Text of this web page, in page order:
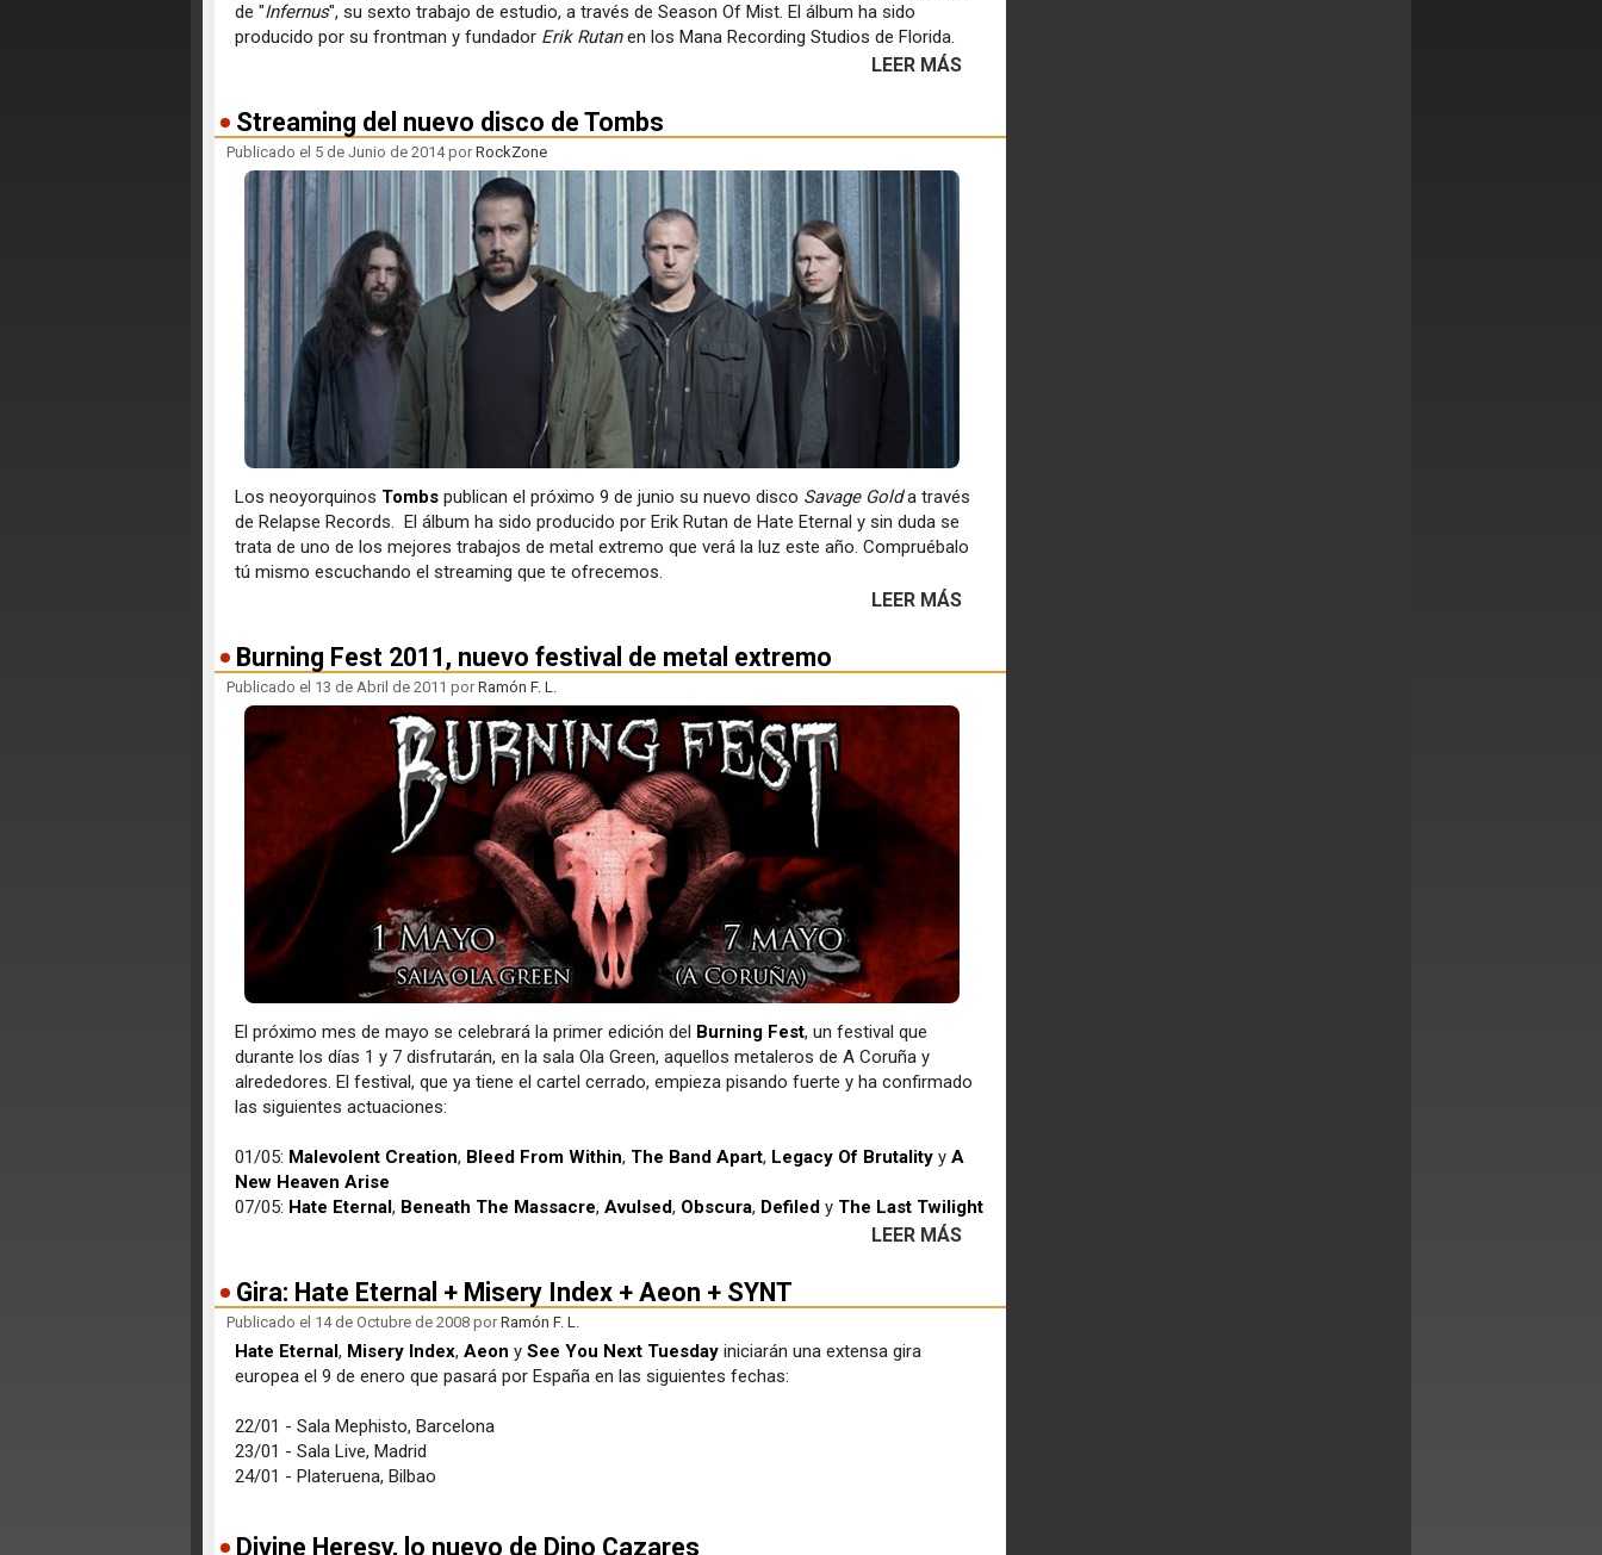
de "Infernus", su sexto trabajo de estudio, a través de Season Of Mist. El álbum ha sido
producido por su frontman y fundador Erik Rutanen los Mana Recording Studios de Florida.
LEER MÁS
Streaming del nuevo disco de Tombs
Publicado el 5 de Junio de 2014 porRockZone
Los neoyorquinos Tombspublican el próximo 9 de junio su nuevo disco Savage Golda través
de Relapse Records. El álbum ha sido producido por Erik Rutan de Hate Eternal y sin duda se
trata de uno de los mejores trabajos de metal extremo que verá la luz este año. Compruébalo
tú mismo escuchando el streaming que te ofrecemos.
LEER MÁS
Burning Fest 2011, nuevo festival de metal extremo
Publicado el 13 de Abril de 2011 porRamón F. L.
El próximo mes de mayo se celebrará la primer edición del Burning Fest, un festival que
durante los días 1 y 7 disfrutarán, en la sala Ola Green, aquellos metaleros de A Coruña y
alrededores. El festival, que ya tiene el cartel cerrado, empieza pisando fuerte y ha confirmado
las siguientes actuaciones:
01/05: Malevolent Creation, Bleed From Within, The Band Apart, Legacy Of Brutalityy A
New Heaven Arise
07/05: Hate Eternal, Beneath The Massacre, Avulsed, Obscura, Defiledy The Last Twilight
LEER MÁS
Gira: Hate Eternal + Misery Index + Aeon + SYNT
Publicado el 14 de Octubre de 2008 porRamón F. L.
Hate Eternal, Misery Index, Aeon y See You Next Tuesdayiniciarán una extensa gira
europea el 9 de enero que pasará por España en las siguientes fechas:
22/01 - Sala Mephisto, Barcelona
23/01 - Sala Live, Madrid
24/01 - Plateruena, Bilbao
Divine Heresy, lo nuevo de Dino Cazares